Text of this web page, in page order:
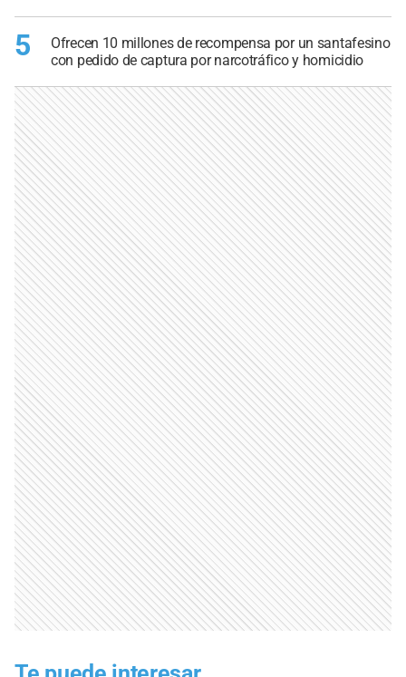
5
Ofrecen 10 millones de recompensa por un santafesino
con pedido de captura por narcotráfico y homicidio